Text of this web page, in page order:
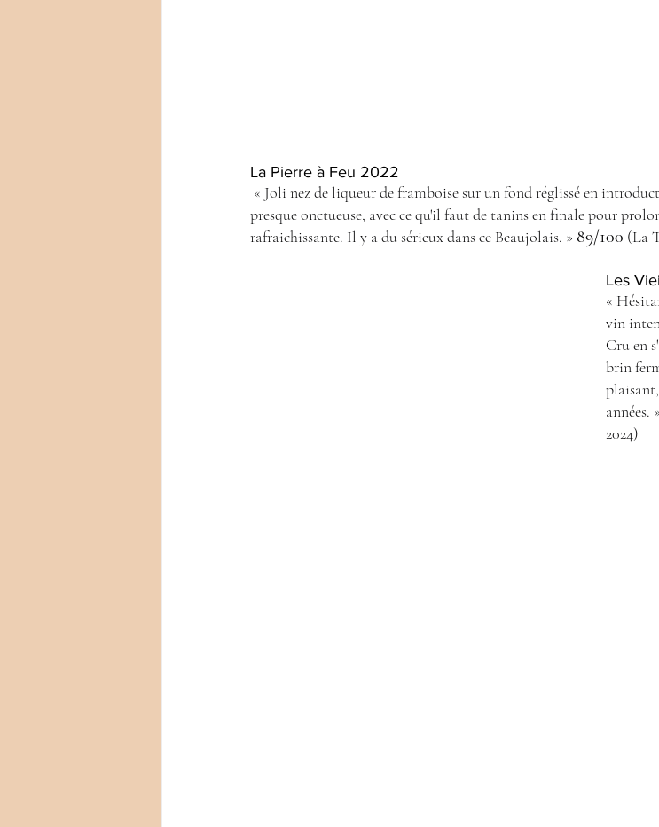
La Pierre à Feu 2022
presque onctueuse, avec ce qu'il faut de tanins en finale pour
rafraichissante. Il y a du sérieux dans ce Beaujolais. » 89/100 (La
Les
«
vin
Cru en
brin
années. »
2024)